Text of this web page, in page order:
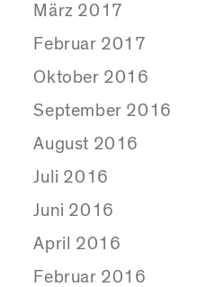
März 2017
Februar 2017
Oktober 2016
September 2016
August 2016
Juli 2016
Juni 2016
April 2016
Februar 2016